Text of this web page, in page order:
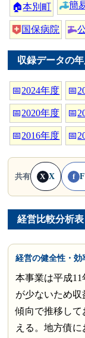
🏠本別町 簡
国保病院
収録データの
📅2024年度 📅
📅2020年度 📅
📅2016年度 📅
共有 X X f
経営比較分析表
経営の健全性・効
本事業は平成
が少ないため
傾向で推移して
える。地方債